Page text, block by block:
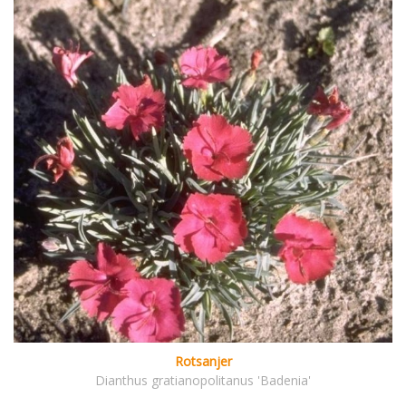
Rotsanjer
Dianthus gratianopolitanus 'Badenia'